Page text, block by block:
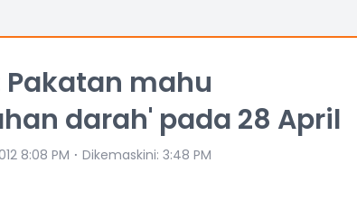
Pakatan mahu
darah' pada 28 April
8:08 PM ⋅ Dikemaskini: 3:48 PM